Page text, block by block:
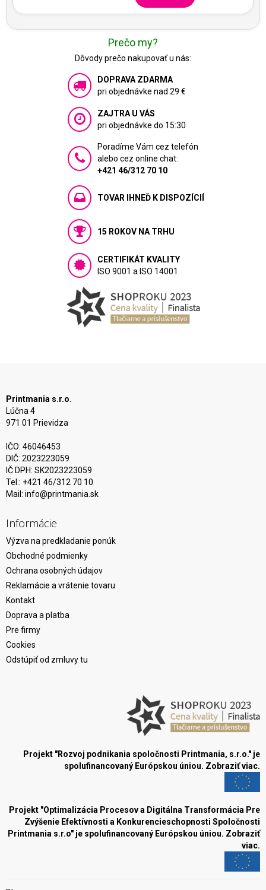
Prečo my?
Dôvody prečo nakupovať u nás:
DOPRAVA ZDARMA
pri objednávke nad 29 €
ZAJTRA U VÁS
pri objednávke do 15:30
Poradíme Vám cez telefón
alebo cez online chat:
+421 46/312 70 10
TOVAR IHNEĎ K DISPOZÍCIÍ
15 ROKOV NA TRHU
CERTIFIKÁT KVALITY
ISO 9001 a ISO 14001
Printmania s.r.o.
Lúčna 4
971 01 Prievidza
IČO: 46046453
DIČ: 2023223059
IČ DPH: SK2023223059
Tel.: +421 46/312 70 10
Mail: info@printmania.sk
Informácie
Výzva na predkladanie ponúk
Obchodné podmienky
Ochrana osobných údajov
Reklamácie a vrátenie tovaru
Kontakt
Doprava a platba
Pre firmy
Cookies
Odstúpiť od zmluvy tu
Projekt "Rozvoj podnikania spoločnosti Printmania, s.r.o." je
spolufinancovaný Európskou úniou. Zobraziť viac.
Projekt "Optimalizácia Procesov a Digitálna Transformácia Pre
Zvýšenie Efektívnosti a Konkurencieschopnosti Spoločnosti
Printmania s.r.o" je spolufinancovaný Európskou úniou. Zobraziť
viac.